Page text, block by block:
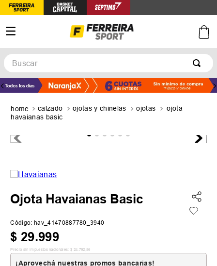
Buscar
calzado ojotas y chinelas ojotas
ojota
havaianas basic
Ojota Havaianas Basic
Código: hav_41470887780_3940
$ 29.999
Precio sin impuestos nacionales: $ 24 792 56
¡Aprovechá nuestras promos bancarias!
TÉRMINOS MÁS BUSCADOS
2.
zapatillas